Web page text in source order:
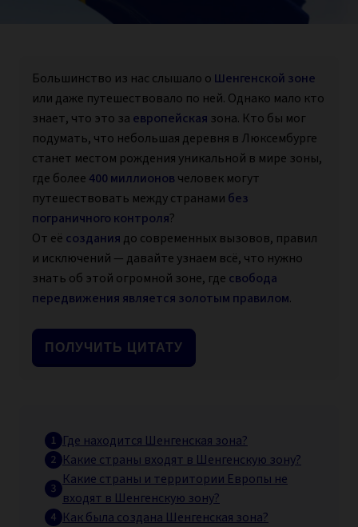
Большинство из нас слышало о Шенгенской зоне
или даже путешествовало по ней. Однако мало кто
знает, что это за европейская зона. Кто бы мог
подумать, что небольшая деревня в Люксембурге
станет местом рождения уникальной в мире зоны,
где более 400 миллионов человек могут
путешествовать между странами без
пограничного контроля?
От её создания до современных вызовов, правил
и исключений — давайте узнаем всё, что нужно
знать об этой огромной зоне, где свобода
передвижения является золотым правилом.
ПОЛУЧИТЬ ЦИТАТУ
Где находится Шенгенская зона?
Какие страны входят в Шенгенскую зону?
Какие страны и территории Европы не
входят в Шенгенскую зону?
Как была создана Шенгенская зона?